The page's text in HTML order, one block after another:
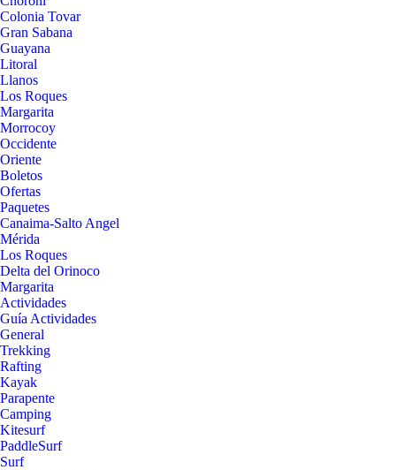
Colonia Tovar
Gran Sabana
Guayana
Litoral
Llanos
Los Roques
Margarita
Morrocoy
Occidente
Oriente
Boletos
Ofertas
Paquetes
Canaima-Salto Angel
Mérida
Los Roques
Delta del Orinoco
Margarita
Actividades
Guía Actividades
General
Trekking
Rafting
Kayak
Parapente
Camping
Kitesurf
PaddleSurf
Surf